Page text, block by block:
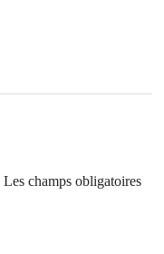
Les champs obligatoires